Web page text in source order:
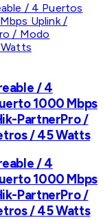
/ 4
1000 Mbps
PartnerPro /
/ 45 Watts
/ 4
1000 Mbps
PartnerPro /
/ 45 Watts